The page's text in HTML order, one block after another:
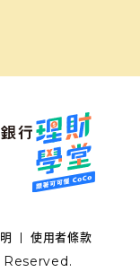
使用者條款